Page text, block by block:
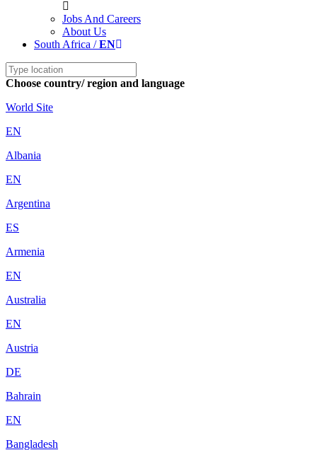
Jobs And Careers
About Us
South Africa /EN
Choose country/ region and language
World Site
EN
Albania
EN
Argentina
ES
Armenia
EN
Australia
EN
Austria
DE
Bahrain
EN
Bangladesh